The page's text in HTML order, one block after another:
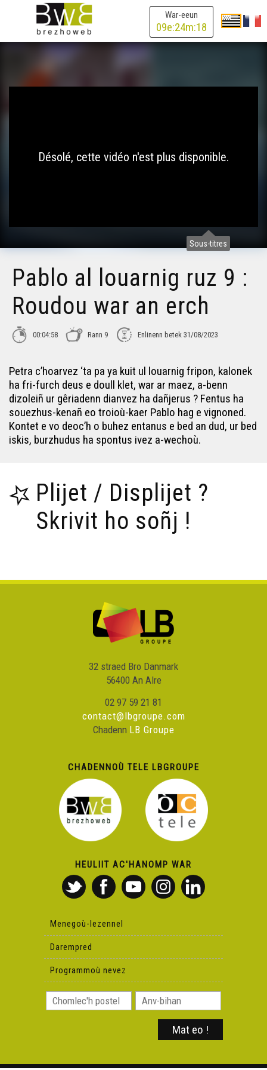
War-eeun
09e:24m:18
Sous-titres
Désolé, cette vidéo n'est plus disponible.
Pablo al louarnig ruz 9 :
Roudou war an erch
00:04:58 Rann 9 Enlinenn betek 31/08/2023
Petra c’hoarvez ‘ta pa ya kuit ul louarnig fripon, kalonek
ha fri-furch deus e doull klet, war ar maez, a-benn
dizoleiñ ur gêriadenn dianvez ha dañjerus ? Fentus ha
souezhus-kenañ eo troioù-kaer Pablo hag e vignoned.
Kontet e vo deoc’h o buhez entanus e bed an dud, ur bed
iskis, burzhudus ha spontus ivez a-wechoù.
Plijet / Displijet ?
Skrivit ho soñj !
32 straed Bro Danmark
56400 An Alre
02 97 59 21 81
contact@lbgroupe.com
Chadenn LB Groupe
CHADENNOÙ TELE LBGROUPE
HEULIIT AC'HANOMP WAR
Menegoù-lezennel
Darempred
Programmoù nevez